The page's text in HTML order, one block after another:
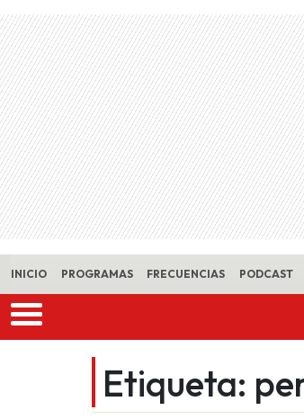
Skip to main content
INICIO PROGRAMAS FRECUENCIAS PODCAST
Etiqueta: